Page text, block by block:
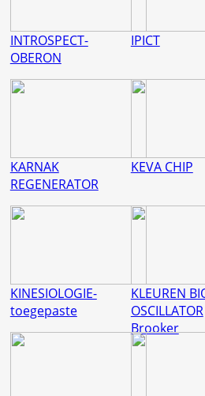
INTROSPECT-
OBERON
IPICT
KARNAK
REGENERATOR
KEVA CHIP
KINESIOLOGIE-
toegepaste
KLEUREN
OSCILLATOR
Brooker